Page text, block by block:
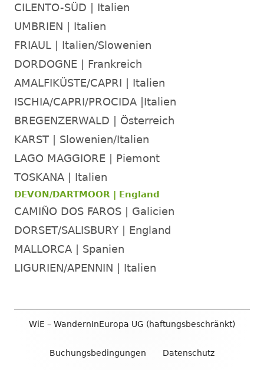
CILENTO-SÜD | Italien
UMBRIEN | Italien
FRIAUL | Italien/Slowenien
DORDOGNE | Frankreich
AMALFIKÜSTE/CAPRI | Italien
ISCHIA/CAPRI/PROCIDA |Italien
BREGENZERWALD | Österreich
KARST | Slowenien/Italien
LAGO MAGGIORE | Piemont
TOSKANA | Italien
DEVON/DARTMOOR | England
CAMIÑO DOS FAROS | Galicien
DORSET/SALISBURY | England
MALLORCA | Spanien
LIGURIEN/APENNIN | Italien
Footer
WiE – WandernInEuropa UG (haftungsbeschränkt)
Buchungsbedingungen Datenschutz